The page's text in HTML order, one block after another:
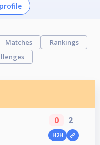
Matches
Rankings
0 2
H2H